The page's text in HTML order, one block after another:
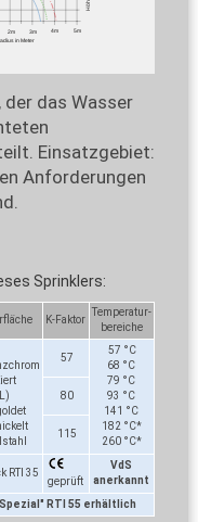
, der das Wasser
Einsatzgebiet:
Anforderungen
Sprinklers:
K-Faktor
Temperatur-
bereiche
57
57 °C
68 °C
79 °C
93 °C
141 °C
182 °C*
260 °C*
80
115
RTI 35
geprüft
VdS
anerkannt
RTI 55 erhältlich